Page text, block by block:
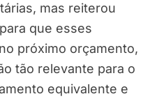
mas reiterou
que esses
próximo orçamento,
tão relevante para o
equivalente e